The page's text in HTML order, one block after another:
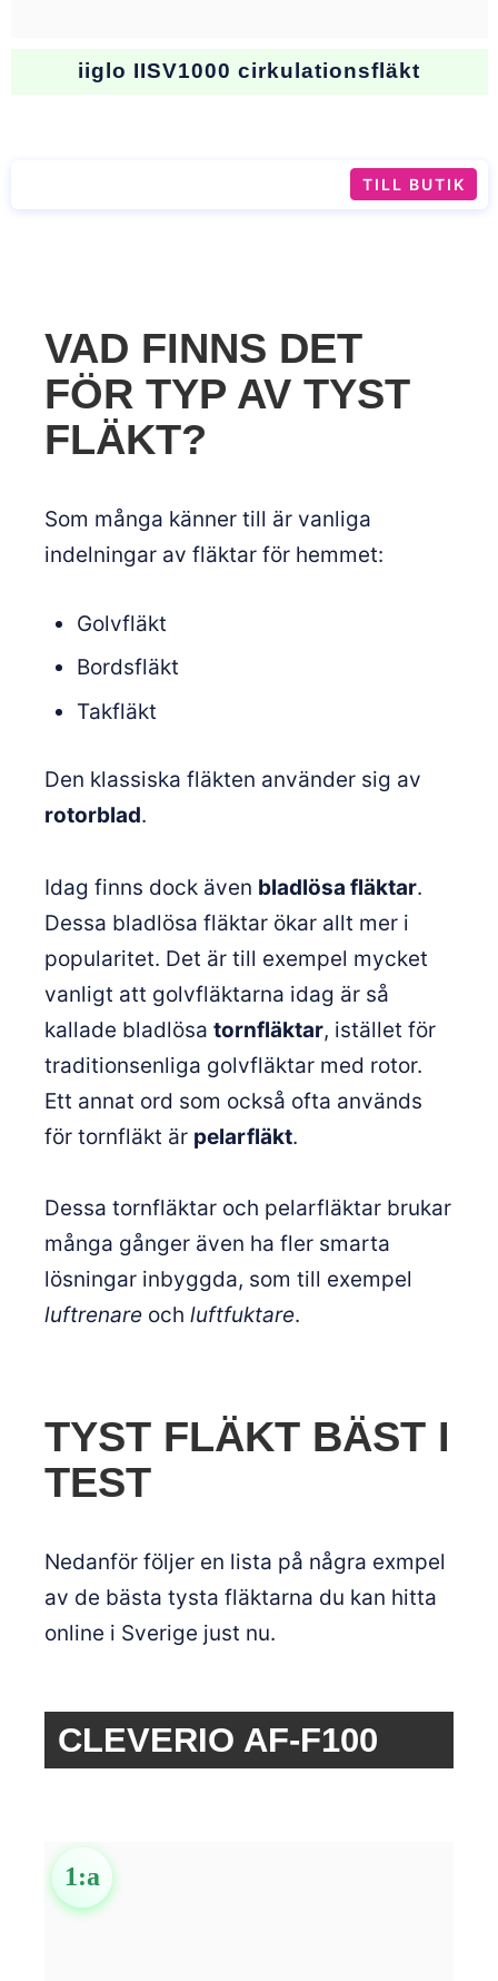
iiglo IISV1000 cirkulationsfläkt
TILL BUTIK
VAD FINNS DET
FÖR TYP AV TYST
FLÄKT?
Som många känner till är vanliga
indelningar av fläktar för hemmet:
Golvfläkt
Bordsfläkt
Takfläkt
Den klassiska fläkten använder sig av
rotorblad.
Idag finns dock även bladlösa fläktar.
Dessa bladlösa fläktar ökar allt mer i
popularitet. Det är till exempel mycket
vanligt att golvfläktarna idag är så
kallade bladlösa tornfläktar, istället för
traditionsenliga golvfläktar med rotor.
Ett annat ord som också ofta används
för tornfläkt är pelarfläkt.
Dessa tornfläktar och pelarfläktar brukar
många gånger även ha fler smarta
lösningar inbyggda, som till exempel
luftrenare och luftfuktare.
TYST FLÄKT BÄST I
TEST
Nedanför följer en lista på några exmpel
av de bästa tysta fläktarna du kan hitta
online i Sverige just nu.
CLEVERIO AF-F100
1:a